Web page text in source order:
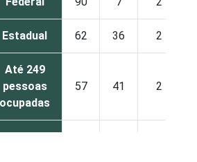
Estadual 62 36 2
Até 249
pessoas
ocupadas
57 41 2
250 ou